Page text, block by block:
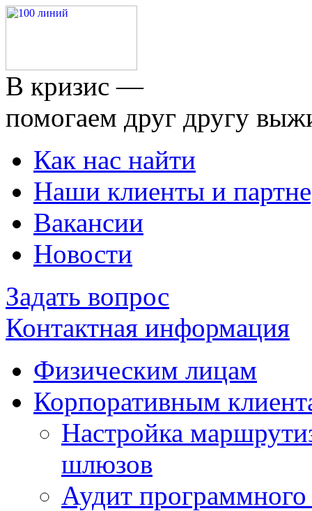
В кризис —
помогаем друг другу
Как нас найти
Наши клиенты и
Вакансии
Новости
Задать вопрос
Контактная информация
Физическим лицам
Корпоративным
Настройка
шлюзов
Аудит